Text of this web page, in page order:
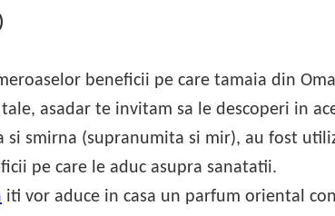
)
beneficii pe care tamaia din
asadar te invitam sa le descoperi in
si smirna (supranumita si mir), au fost
pe care le aduc asupra sanatatii.
iti vor aduce in casa un parfum oriental